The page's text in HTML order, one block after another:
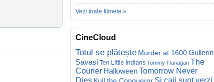
Vezi toate filmele »
CineCloud
Totul se plătește Murder at 1600Gullerin
Savasi Ten Little Indians Tommy Flanagan The
Courier HalloweenTomorrow Never
Dies
Și caii sunt verzi